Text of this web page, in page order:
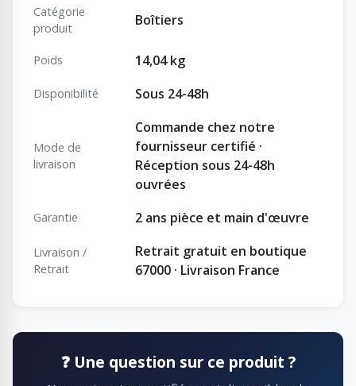
Catégorie
produit
Boîtiers
Poids 14,04 kg
Disponibilité Sous 24-48h
Mode de
livraison
Commande chez notre
fournisseur certifié ·
Réception sous 24-48h
ouvrées
Garantie 2 ans pièce et main d'œuvre
Livraison /
Retrait
Retrait gratuit en boutique
67000 · Livraison France
❓ Une question sur ce produit ?